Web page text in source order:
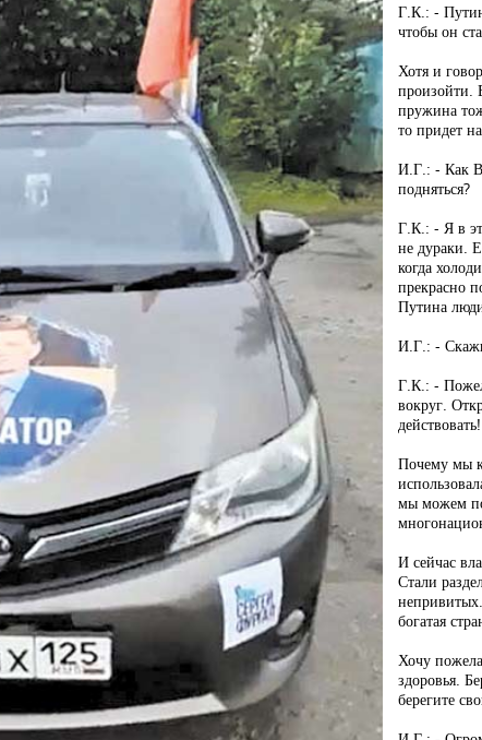
Г.К.: -
чтобы он
Хотя и
произойти.
пружина
то придет
И.Г.: - Как
подняться?
Г.К.: - Я в
не дураки.
когда
прекрасно
Путина
И.Г.: -
Г.К.: -
вокруг.
действовать!
Почему мы
мы можем
И сейчас
Стали
богатая
Хочу
здоровья.
берегите